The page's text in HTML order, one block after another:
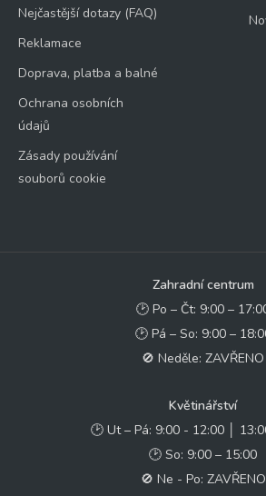
Nejčastější dotazy (FAQ)
Reklamace
Doprava, platba a balné
Ochrana osobních
údajů
Zásady používání
souborů cookie
Zahradní centrum
🕑 Po – Čt: 9:00 –
🕑 Pá – So: 9:00 –
🚫 Neděle: ZAVŘENO
Květinářství
🕑 Ut – Pá: 9:00 - 12:00 │
🕑 So: 9:00 – 15:00
🚫 Ne - Po: ZAVŘENO